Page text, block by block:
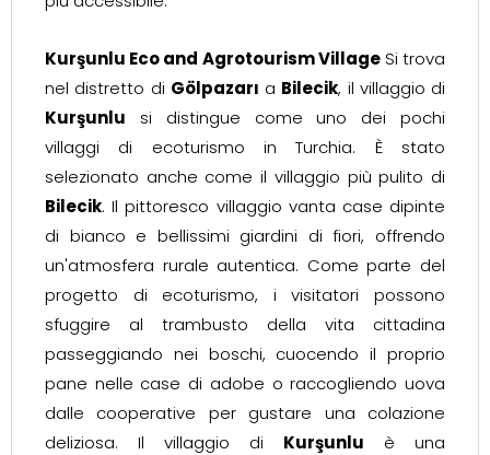
Kurşunlu Eco and Agrotourism VillageSi trova
nel distretto di Gölpazarı a Bilecik, il villaggio di
Kurşunlu si distingue come uno dei pochi
villaggi di ecoturismo in Turchia. È stato
selezionato anche come il villaggio più pulito di
Bilecik. Il pittoresco villaggio vanta case dipinte
di bianco e bellissimi giardini di fiori, offrendo
un'atmosfera rurale autentica. Come parte del
progetto di ecoturismo, i visitatori possono
sfuggire al trambusto della vita cittadina
passeggiando nei boschi, cuocendo il proprio
pane nelle case di adobe o raccogliendo uova
dalle cooperative per gustare una colazione
deliziosa. Il villaggio di Kurşunlu è una